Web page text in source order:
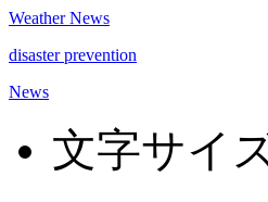
Weather News
disaster prevention
News
文字サイ